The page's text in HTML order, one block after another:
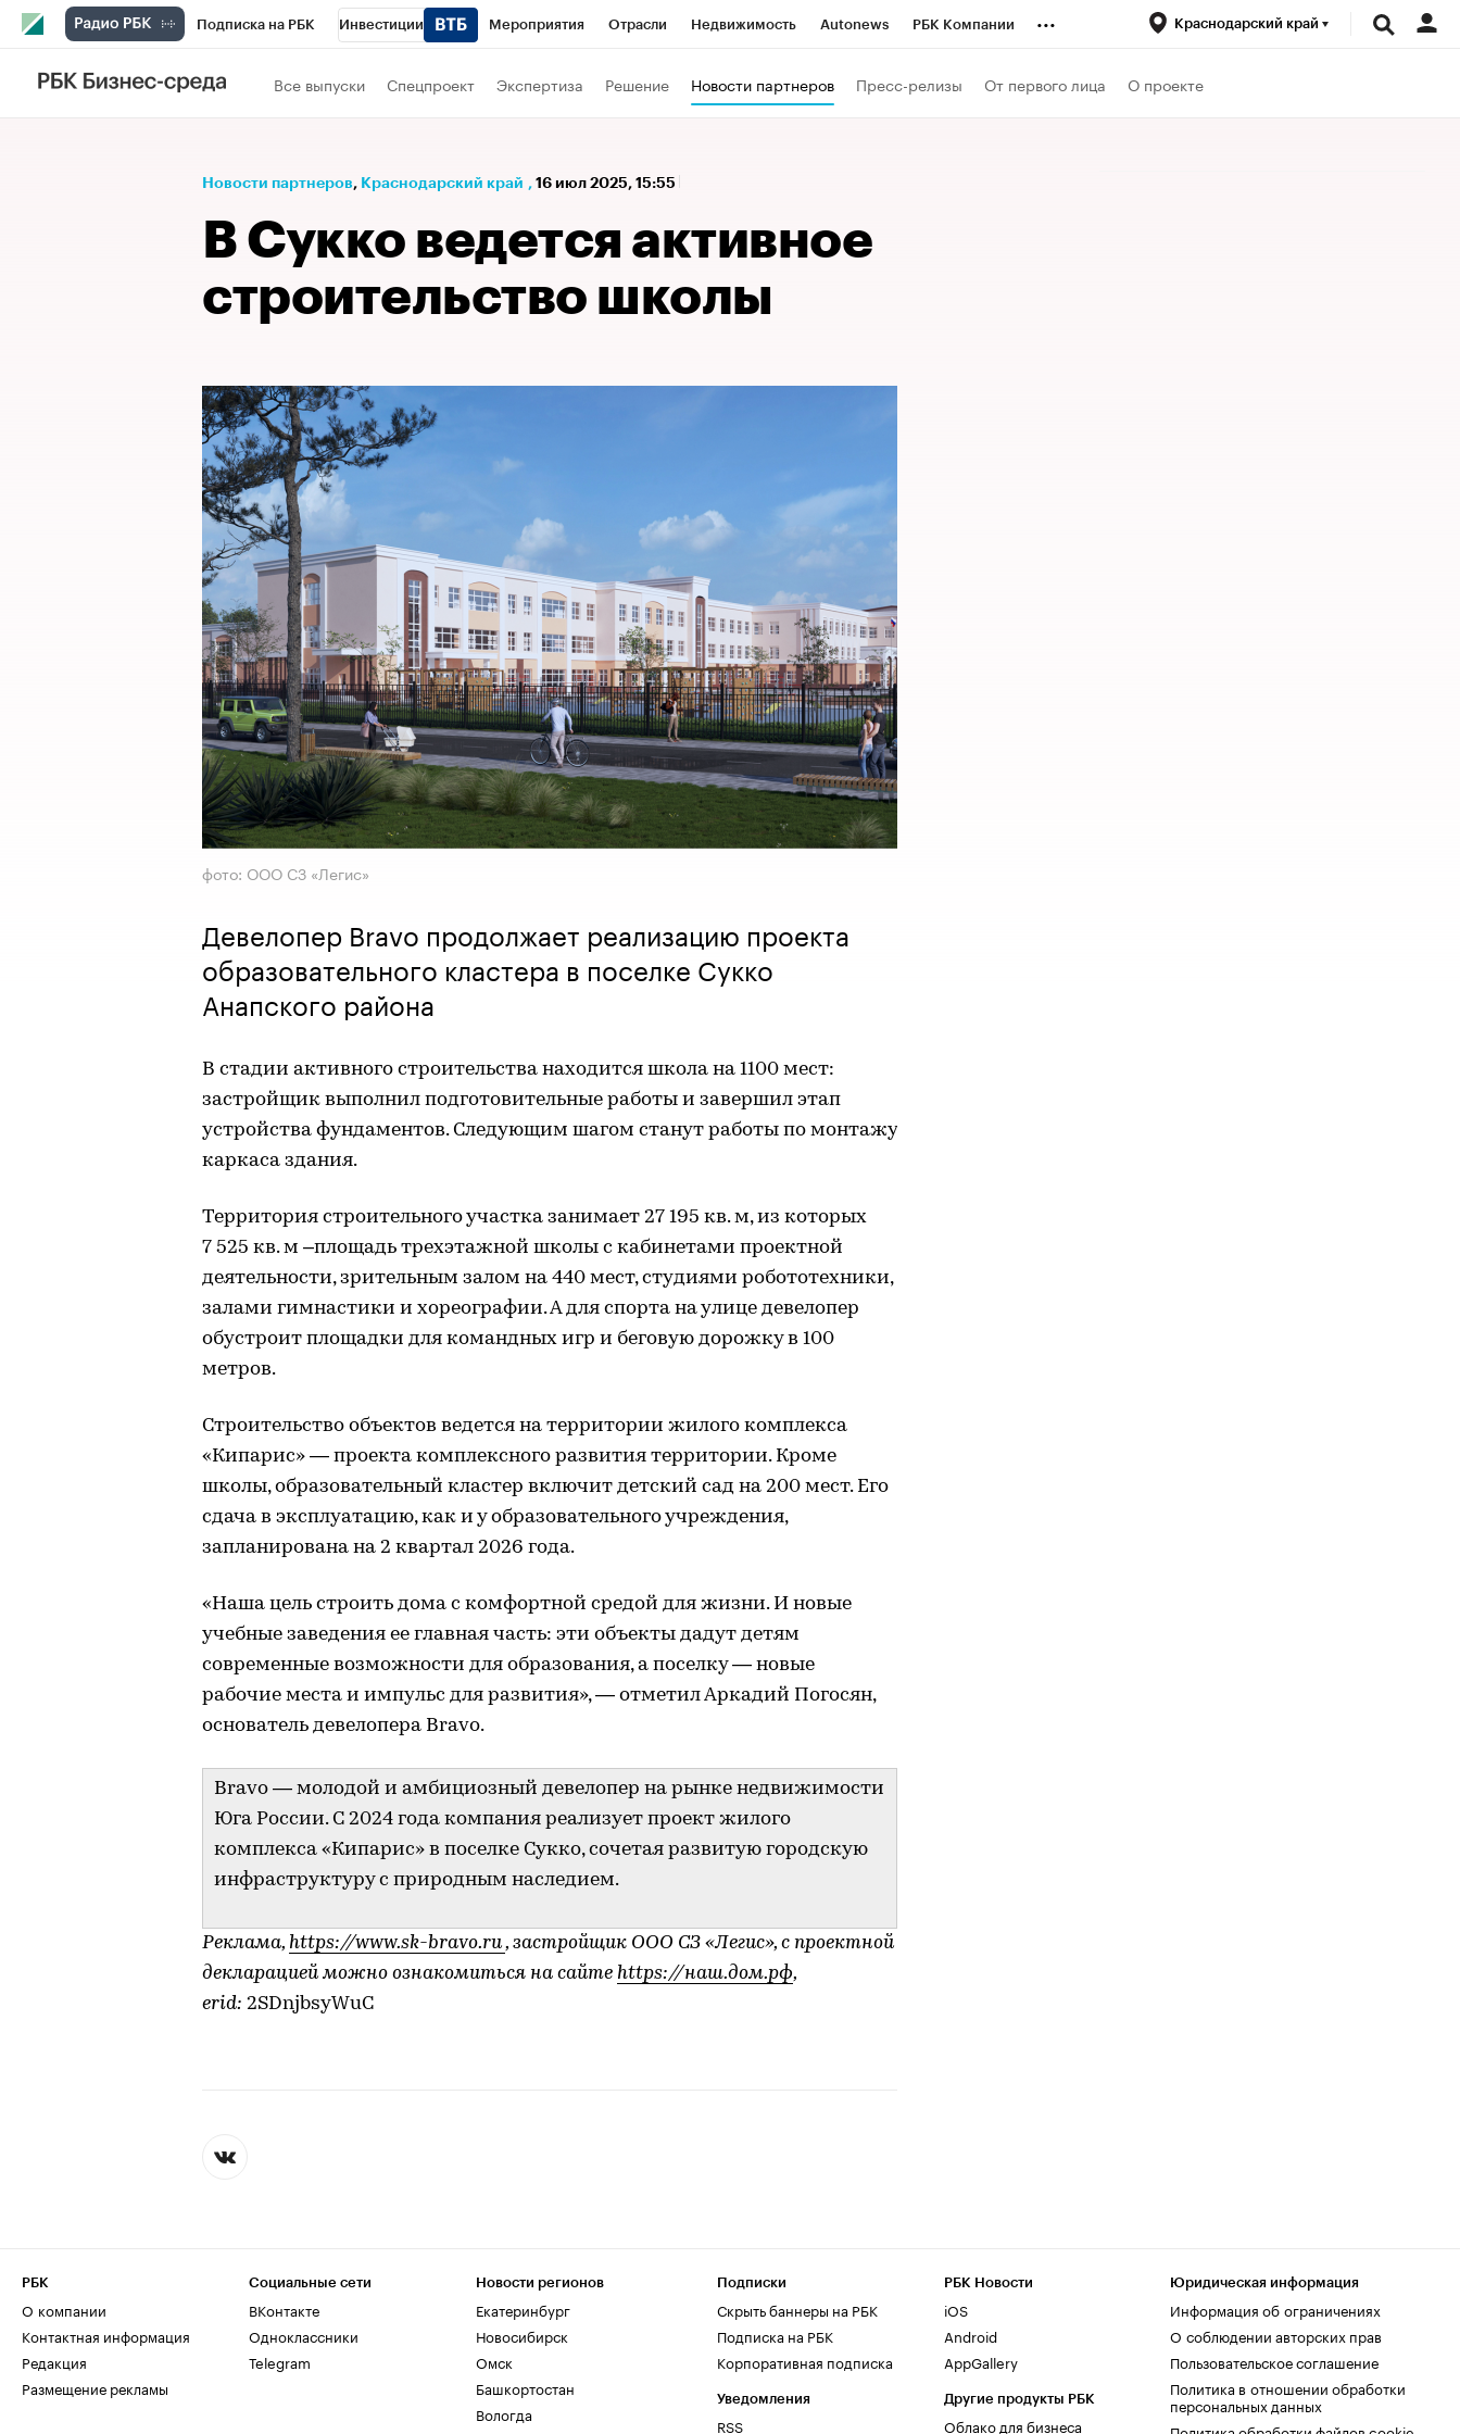
Подписка на РБК Инвестиции Мероприятия Отрасли Недвижимость Autonews РБК Компании
Телеканал
Спецпроекты
Рынок наличной валюты
... Краснодарский край
Все выпуски Спецпроект Экспертиза Решение Новости партнеров Пресс-релизы От первого лица О проекте
Новости партнеров⁠, Краснодарский край , 16 июл 2025, 15:55
В Сукко ведется активное
строительство школы
фото: ООО СЗ «Легис»
Девелопер Bravo продолжает реализацию проекта
образовательного кластера в поселке Сукко
Анапского района
В стадии активного строительства находится школа на 1100 мест:
застройщик выполнил подготовительные работы и завершил этап
устройства фундаментов. Следующим шагом станут работы по монтажу
каркаса здания.
Территория строительного участка занимает 27 195 кв. м, из которых
7 525 кв. м –площадь трехэтажной школы с кабинетами проектной
деятельности, зрительным залом на 440 мест, студиями робототехники,
залами гимнастики и хореографии. А для спорта на улице девелопер
обустроит площадки для командных игр и беговую дорожку в 100
метров.
Строительство объектов ведется на территории жилого комплекса
«Кипарис» — проекта комплексного развития территории. Кроме
школы, образовательный кластер включит детский сад на 200 мест. Его
сдача в эксплуатацию, как и у образовательного учреждения,
запланирована на 2 квартал 2026 года.
«Наша цель строить дома с комфортной средой для жизни. И новые
учебные заведения ее главная часть: эти объекты дадут детям
современные возможности для образования, а поселку — новые
рабочие места и импульс для развития», — отметил Аркадий Погосян,
основатель девелопера Bravo.
Bravo — молодой и амбициозный девелопер на рынке недвижимости
Юга России. С 2024 года компания реализует проект жилого
комплекса «Кипарис» в поселке Сукко, сочетая развитую городскую
инфраструктуру с природным наследием.
Реклама, https://www.sk-bravo.ru, застройщик ООО СЗ «Легис», с проектной
декларацией можно ознакомиться на сайте https://наш.дом.рф,
erid: 2SDnjbsyWuC
РБК
О компании
Контактная информация
Редакция
Размещение рекламы
Социальные сети
ВКонтакте
Одноклассники
Telegram
Новости регионов
Екатеринбург
Новосибирск
Омск
Башкортостан
Вологда
Подписки
Скрыть баннеры на РБК
Подписка на РБК
Корпоративная подписка
Уведомления
RSS
РБК Новости
iOS
Android
AppGallery
Другие продукты РБК
Облако для бизнеса
Юридическая информация
Информация об ограничениях
О соблюдении авторских прав
Пользовательское соглашение
Политика в отношении обработки
персональных данных